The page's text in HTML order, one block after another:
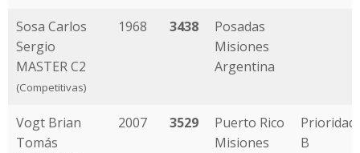
Sosa Carlos
Sergio
MASTER C2
(Competitivas)
1968 3438
Posadas
Misiones
Argentina
Vogt Brian
Tomás
2007 3529
Puerto Rico
Misiones
Prioridad
B